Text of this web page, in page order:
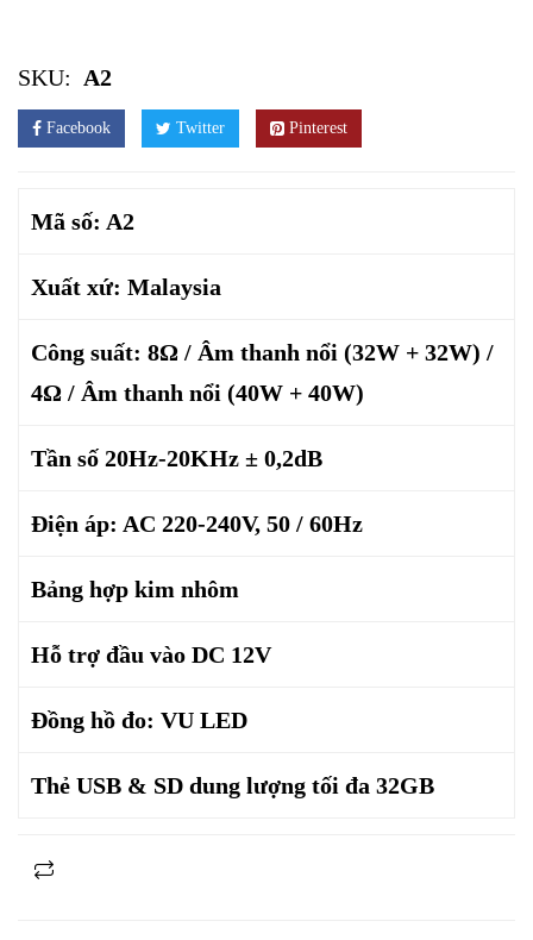
SKU: A2
Facebook Twitter Pinterest
Mã số: A2
Xuất xứ: Malaysia
Công suất: 8Ω / Âm thanh nổi (32W + 32W) /
4Ω / Âm thanh nổi (40W + 40W)
Tần số 20Hz-20KHz ± 0,2dB
Điện áp: AC 220-240V, 50 / 60Hz
Bảng hợp kim nhôm
Hỗ trợ đầu vào DC 12V
Đồng hồ đo: VU LED
Thẻ USB & SD dung lượng tối đa 32GB